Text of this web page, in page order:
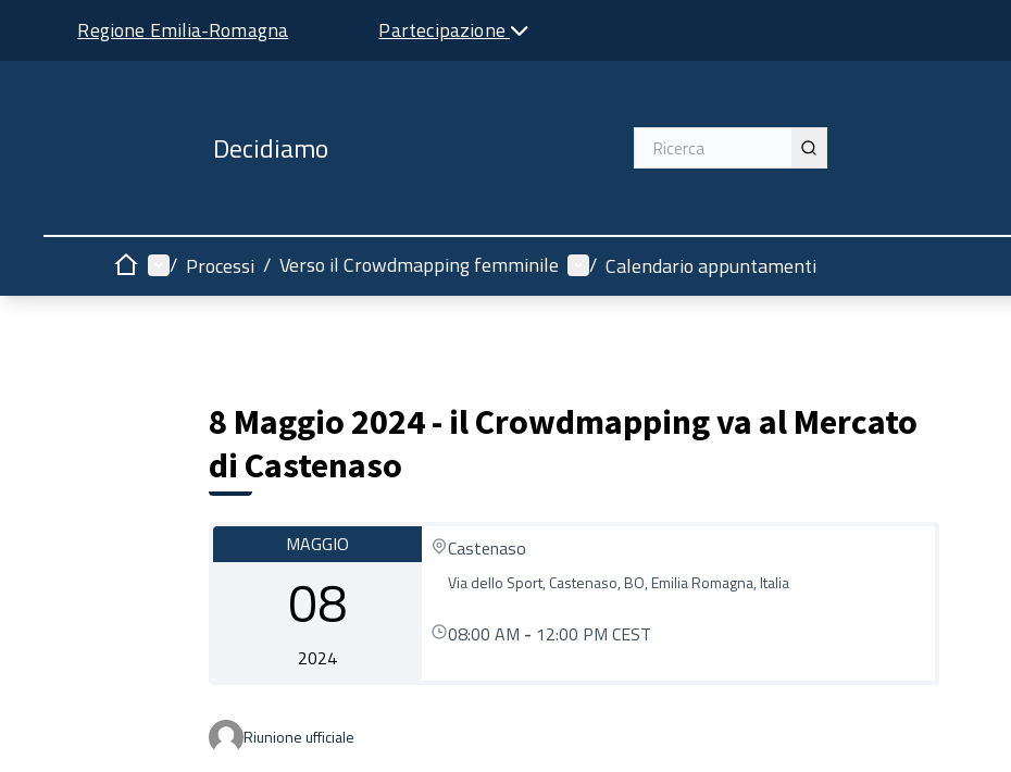
Regione Emilia-Romagna Partecipazione
Decidiamo
HomeMenù principale
/ Processi / Verso il Crowdmapping femminile Menù utente
/ Calendario appuntamenti
8 Maggio 2024 - il Crowdmapping va al Mercato
di Castenaso
MAGGIO
08
2024
Castenaso
Via dello Sport, Castenaso, BO, Emilia Romagna, Italia
08:00 AM - 12:00 PM CEST
Riunione ufficiale